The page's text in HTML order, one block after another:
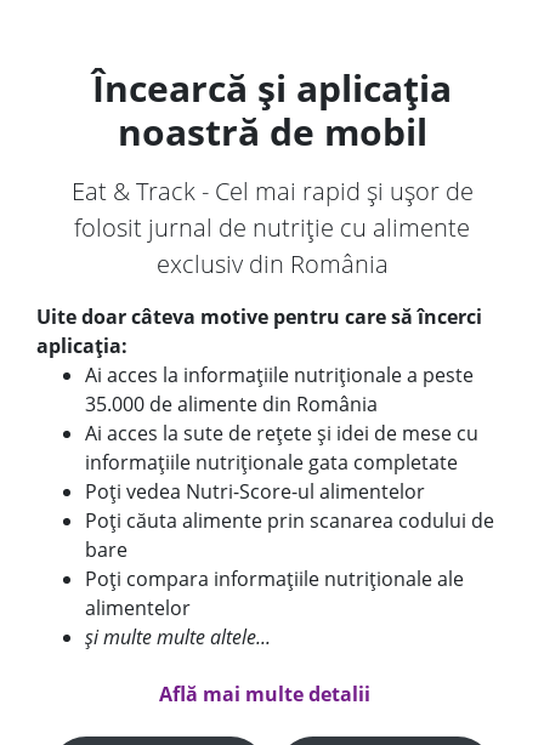
Încearcă și aplicația
noastră de mobil
Eat & Track - Cel mai rapid și ușor de
folosit jurnal de nutriție cu alimente
exclusiv din România
Uite doar câteva motive pentru care să încerci
aplicația:
Ai acces la informațiile nutriționale a peste
35.000 de alimente din România
Ai acces la sute de rețete și idei de mese cu
informațiile nutriționale gata completate
Poți vedea Nutri-Score-ul alimentelor
Poți căuta alimente prin scanarea codului de
bare
Poți compara informațiile nutriționale ale
alimentelor
și multe multe altele...
Află mai multe detalii